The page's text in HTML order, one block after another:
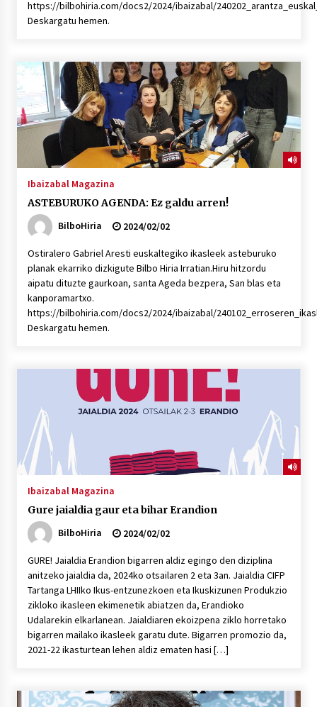
Larunbatean Plentziako Itsas Martxa ospatuko
da
2026/07/07
LIBURUEN ERREPUBLIKA TXIKIA: Hiragana akats
isil batekin dator beti
Auritz Iñurrietaren margoak ikusgai
2026/07/03
lan berriak
2026/07/03
Tiga, Twisted Teens, Underscores, Habia
2026/07/02
https://bilbohiria.com/docs2/2024/ibaizabal/
Deskargatu hemen.
Ibaizabal Magazina
ASTEBURUKO AGENDA: Ez galdu arren!
BilboHiria
2024/02/02
Ostiralero Gabriel Aresti euskaltegiko ikasleek asteburuko
planak ekarriko dizkigute Bilbo Hiria Irratian.Hiru hitzordu
aipatu dituzte gaurkoan, santa Ageda bezpera, San blas eta
kanporamartxo.
https://bilbohiria.com/docs2/2024/ibaizabal/
Deskargatu hemen.
Ibaizabal Magazina
Gure jaialdia gaur eta bihar Erandion
BilboHiria
2024/02/02
GURE! Jaialdia Erandion bigarren aldiz egingo den diziplina
anitzeko jaialdia da, 2024ko otsailaren 2 eta 3an. Jaialdia CIFP
Tartanga LHIIko Ikus-entzunezkoen eta Ikuskizunen Produkzio
zikloko ikasleen ekimenetik abiatzen da, Erandioko
Udalarekin elkarlanean. Jaialdiaren ekoizpena ziklo horretako
bigarren mailako ikasleek garatu dute. Bigarren promozio da,
2021-22 ikasturtean lehen aldiz ematen hasi […]